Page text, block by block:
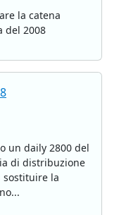
la catena
del 2008
un daily 2800 del
di distribuzione
sostituire la